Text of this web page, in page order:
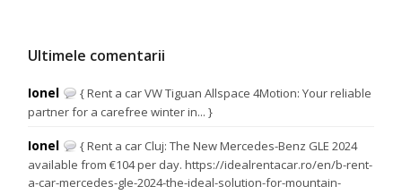
Ultimele comentarii
Ionel
{ Rent a car VW Tiguan Allspace 4Motion: Your reliable
partner for a carefree winter in... }
Ionel
{ Rent a car Cluj: The New Mercedes-Benz GLE 2024
available from €104 per day. https://idealrentacar.ro/en/b-rent-
a-car-mercedes-gle-2024-the-ideal-solution-for-mountain-